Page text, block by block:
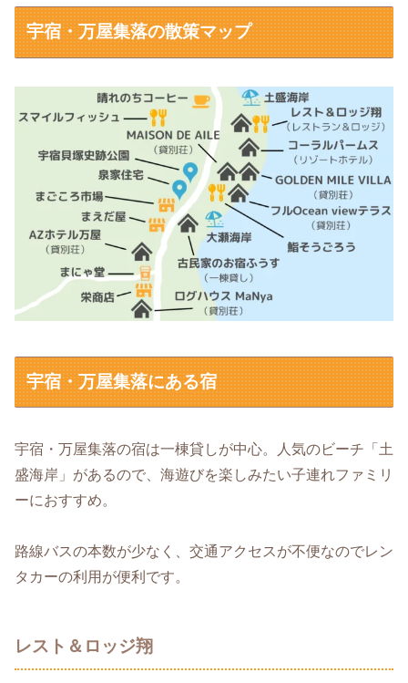
宇宿・万屋集落の散策マップ
宇宿・万屋集落にある宿
宇宿・万屋集落の宿は一棟貸しが中心。人気のビーチ「土
盛海岸」があるので、海遊びを楽しみたい子連れファミリ
ーにおすすめ。
路線バスの本数が少なく、交通アクセスが不便なのでレン
タカーの利用が便利です。
レスト＆ロッジ翔